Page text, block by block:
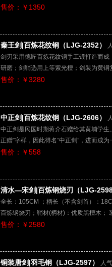
售价：￥1350
秦王剑|百炼花纹钢（LJG-2352）
剑刃采用德匠百炼花纹钢手工锻打造而
研磨；剑鞘选用上等紫光檀；剑装为黄铜
售价：￥3280
中正剑|百炼花纹钢（LJG-2606）
中正剑是民国时期蒋介石赠给其黄埔学
正赠”字样，因此得名“中正剑”，进而成
售价：￥558
清水—宋剑|百炼钢烧刃（LJG-
全长：105CM ；柄长（不含剑首）：
百炼钢烧刃；鞘材(柄材)：优质黑檀木；
售价：￥2580
铜装唐剑|羽毛钢（LJG-2597）
人